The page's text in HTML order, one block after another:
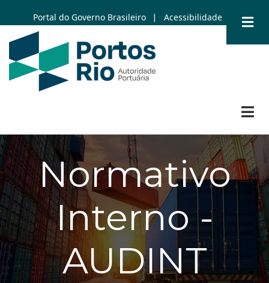
to
main
content
Portal do Governo Brasileiro | Acessibilidade
Normativo
Interno -
AUDINT